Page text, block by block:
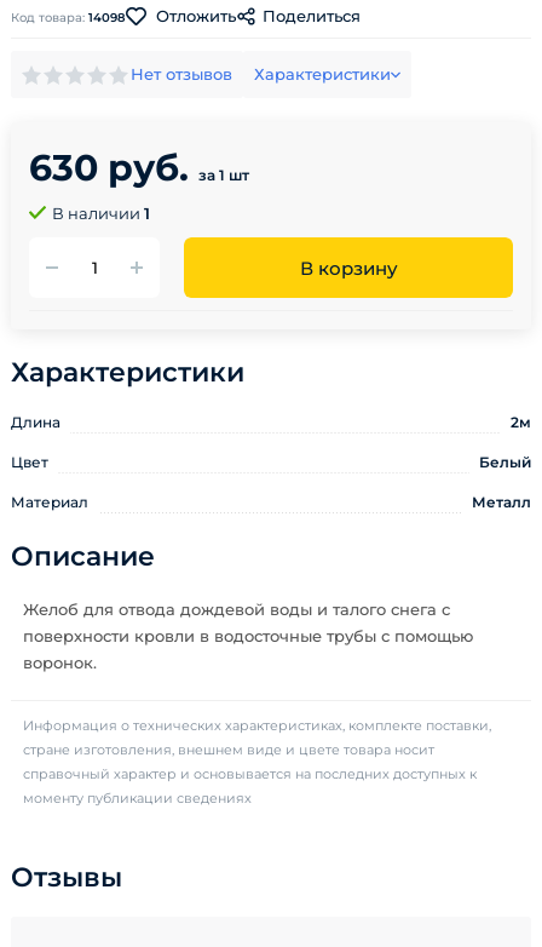
Код товара: 14098 Отложить Поделиться
Нет отзывов Характеристики
630 руб. за 1 шт
В наличии 1
В корзину
Характеристики
Длина 2м
Цвет Белый
Материал Металл
Описание
Желоб для отвода дождевой воды и талого снега с
поверхности кровли в водосточные трубы с помощью
воронок.
Информация о технических характеристиках, комплекте поставки,
стране изготовления, внешнем виде и цвете товара носит
справочный характер и основывается на последних доступных к
моменту публикации сведениях
Отзывы